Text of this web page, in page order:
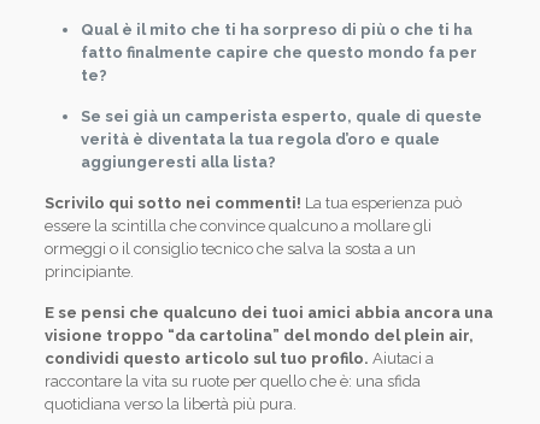
Qual è il mito che ti ha sorpreso di più o che ti ha
fatto finalmente capire che questo mondo fa per
te?
Se sei già un camperista esperto, quale di queste
verità è diventata la tua regola d’oro e quale
aggiungeresti alla lista?
Scrivilo qui sotto nei commenti! La tua esperienza può
essere la scintilla che convince qualcuno a mollare gli
ormeggi o il consiglio tecnico che salva la sosta a un
principiante.
E se pensi che qualcuno dei tuoi amici abbia ancora una
visione troppo “da cartolina” del mondo del plein air,
condividi questo articolo sul tuo profilo. Aiutaci a
raccontare la vita su ruote per quello che è: una sfida
quotidiana verso la libertà più pura.